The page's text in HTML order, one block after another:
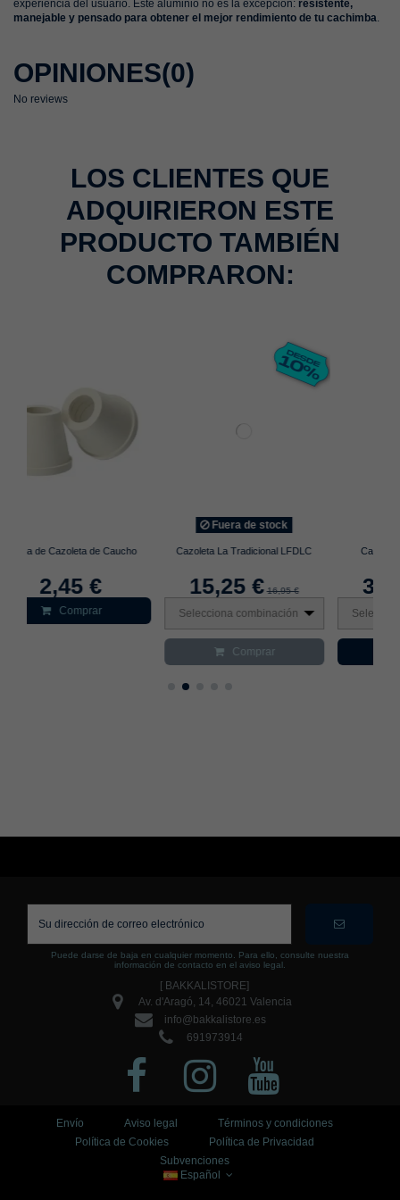
experiencia del usuario. Este aluminio no es la excepción: resistente,
manejable y pensado para obtener el mejor rendimiento de tu cachimba
OPINIONES(0)
No reviews
LOS CLIENTES QUE
ADQUIRIERON ESTE
PRODUCTO TAMBIÉN
COMPRARON:
Cazoleta La Tradicional LFDLC
15,25 €
Selecciona combinación
Cachimba Medusa Cokev
39,96 € 49,95 €
Selecciona combinación
Puede darse de baja en cualquier momento. Para ello, consulte nuestra
información de contacto en el aviso legal.
[ BAKKALISTORE]
Av. d'Aragó, 14, 46021 Valencia
info@bakkalistore.es
691973914
Envío Aviso legal
Términos y condiciones
Política de Cookies
Política de Privacidad
Subvenciones
Español